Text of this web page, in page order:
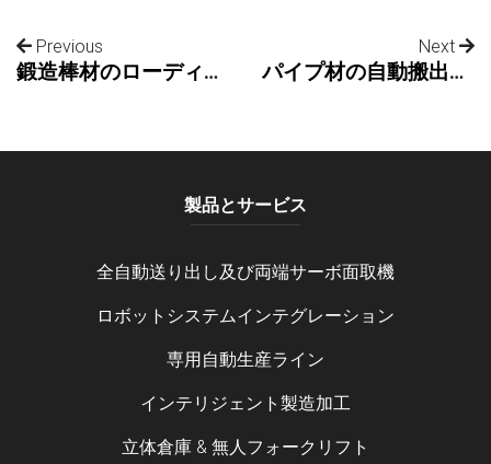
Previous
鍛造棒材のローディング、切断、面取り、パレタイジング
Next
パイプ材の自動搬出入、切断、内外面取り
製品とサービス
全自動送り出し及び両端サーボ面取機
ロボットシステムインテグレーション
専用自動生産ライン
インテリジェント製造加工
立体倉庫 & 無人フォークリフト